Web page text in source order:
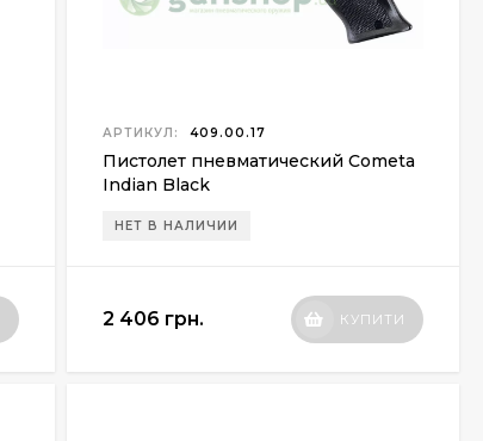
АРТИКУЛ: 409.00.17
Пистолет пневматический Cometa
Indian Black
НЕТ В НАЛИЧИИ
2 406 грн. КУПИТИ